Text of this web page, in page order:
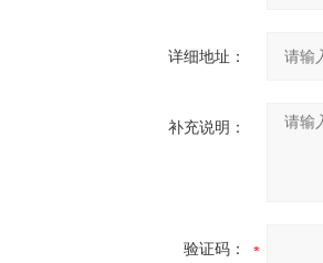
详细地址：
补充说明：
验证码：